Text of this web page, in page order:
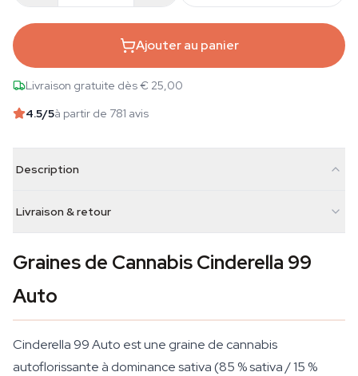
Ajouter au panier
Livraison gratuite dès € 25,00
4.5/5à partir de 781 avis
Description
Livraison & retour
Graines de Cannabis Cinderella 99
Auto
Cinderella 99 Auto est une graine de cannabis
autoflorissante à dominance sativa (85 % sativa / 15 %